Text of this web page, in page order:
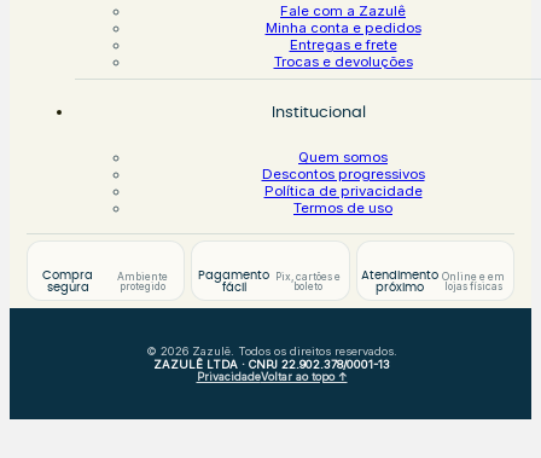
Fale com a Zazulê
Minha conta e pedidos
Entregas e frete
Trocas e devoluções
Institucional
Quem somos
Descontos progressivos
Política de privacidade
Termos de uso
Compra
segura
Ambiente
protegido
Pagamento
fácil
Pix, cartões e
boleto
Atendimento
próximo
Online e em
lojas físicas
© 2026 Zazulê. Todos os direitos reservados.
ZAZULÊ LTDA · CNPJ 22.902.378/0001-13
PrivacidadeVoltar ao topo ↑